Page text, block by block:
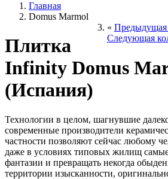
Главная
Domus Marmol
« Предыдущая
Следующая
Плитка
Infinity Domus
(Испания)
Технологии в целом, шагнувшие
современные производители
частности позволяют сейчас любому
даже в условиях типовых жилищ
фантазии и превращать некогда
территории изысканности,